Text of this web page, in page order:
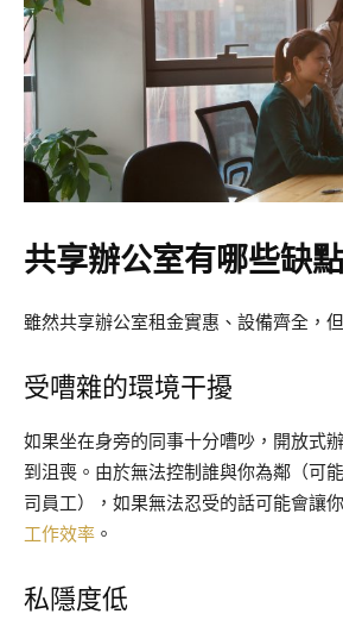
共享辦公室有哪些缺
雖然共享辦公室租金實惠、設備齊全，
受嘈雜的環境干擾
如果坐在身旁的同事十分嘈吵，開放式
到沮喪。由於無法控制誰與你為鄰（可
司員工），如果無法忍受的話可能會讓
工作效率 。
私隱度低